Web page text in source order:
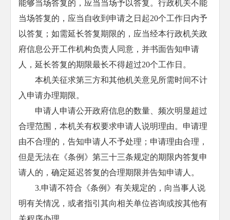
能够当场答复的，应当当场予以答复。行政机关不能
当场答复的，应当自收到申请之日起20个工作日内予
以答复；如需延长答复期限的，应当经本行政机关政
府信息公开工作机构负责人同意，并书面告知申请
人，延长答复的期限最长不得超过20个工作日。
本机关征求第三方和其他机关意见所需时间不计
入申请办理期限。
申请人申请公开政府信息的数量、频次明显超过
合理范围，本机关有权要求申请人说明理由。申请理
由不合理的，告知申请人不予处理；申请理由合理，
但是无法在《条例》第三十三条规定的期限内答复申
请人的，确定延迟答复的合理期限并告知申请人。
3.申请不符合《条例》有关规定的，向当事人说
明有关情况，或者指引其向相关单位咨询或按其他有